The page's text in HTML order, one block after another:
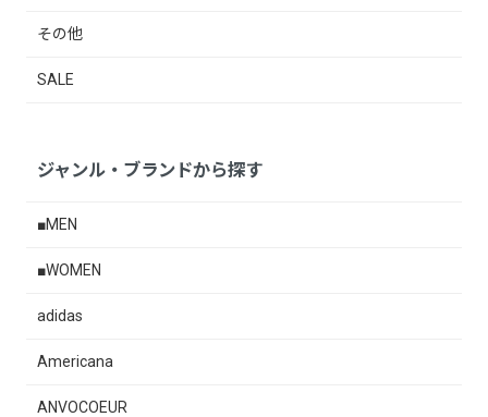
その他
SALE
ジャンル・ブランドから探す
■MEN
■WOMEN
adidas
Americana
ANVOCOEUR